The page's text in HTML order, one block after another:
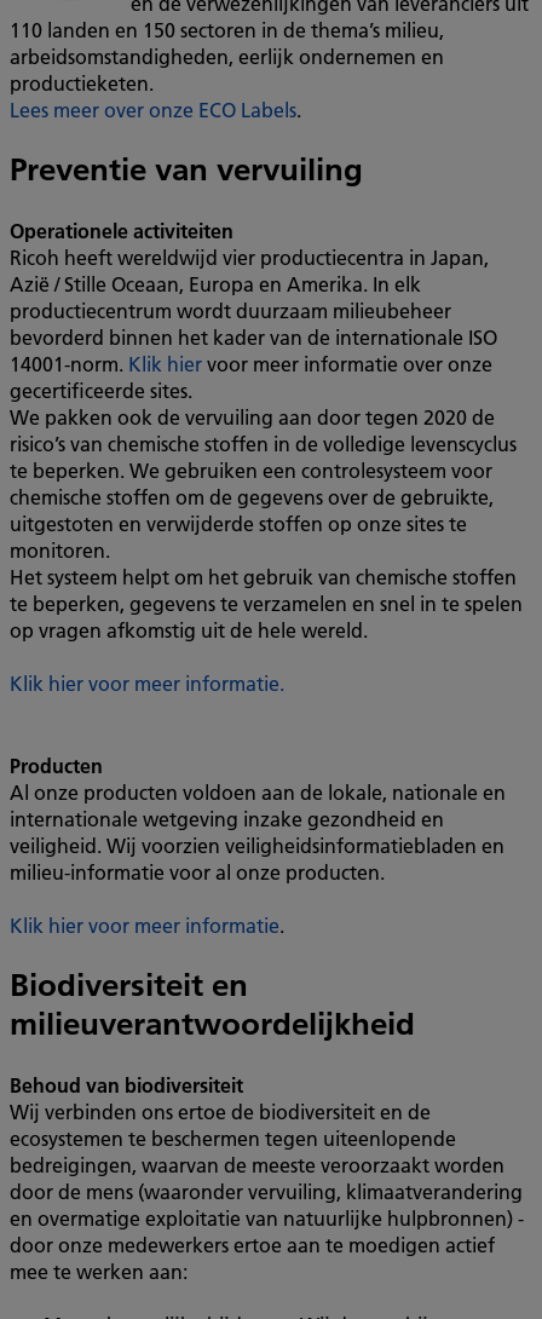
110 landen en 150 sectoren in de thema’s milieu,
arbeidsomstandigheden, eerlijk ondernemen en
productieketen.
Lees meer over onze ECO Labels.
Preventie van vervuiling
Operationele activiteiten
Ricoh heeft wereldwijd vier productiecentra in Japan,
Azië / Stille Oceaan, Europa en Amerika. In elk
productiecentrum wordt duurzaam milieubeheer
bevorderd binnen het kader van de internationale ISO
14001-norm. Klik hiervoor meer informatie over onze
gecertificeerde sites.
We pakken ook de vervuiling aan door tegen 2020 de
risico’s van chemische stoffen in de volledige levenscyclus
te beperken. We gebruiken een controlesysteem voor
chemische stoffen om de gegevens over de gebruikte,
uitgestoten en verwijderde stoffen op onze sites te
monitoren.
Het systeem helpt om het gebruik van chemische stoffen
te beperken, gegevens te verzamelen en snel in te spelen
op vragen afkomstig uit de hele wereld.
Klik hier voor meer informatie.
Producten
Al onze producten voldoen aan de lokale, nationale en
internationale wetgeving inzake gezondheid en
veiligheid. Wij voorzien veiligheidsinformatiebladen en
milieu-informatie voor al onze producten.
Klik hier voor meer informatie.
Biodiversiteit en
milieuverantwoordelijkheid
Behoud van biodiversiteit
Wij verbinden ons ertoe de biodiversiteit en de
ecosystemen te beschermen tegen uiteenlopende
bedreigingen, waarvan de meeste veroorzaakt worden
door de mens (waaronder vervuiling, klimaatverandering
en overmatige exploitatie van natuurlĳke hulpbronnen) -
door onze medewerkers ertoe aan te moedigen actief
mee te werken aan: